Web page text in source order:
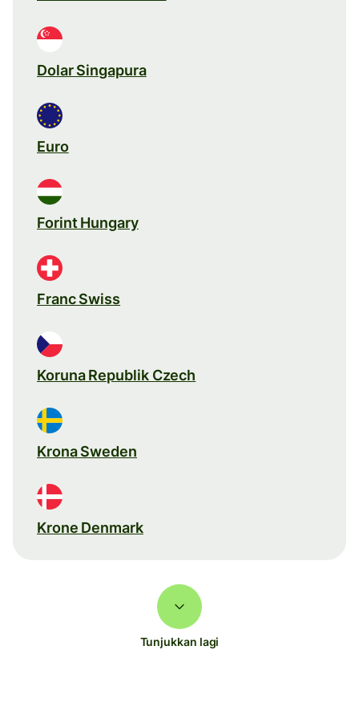
Dolar Singapura
Euro
Forint Hungary
Franc Swiss
Koruna Republik Czech
Krona Sweden
Krone Denmark
Tunjukkan lagi